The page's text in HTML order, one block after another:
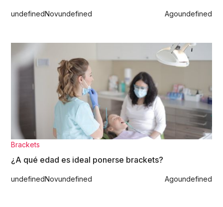
undefinedNovundefined Agoundefined
Brackets
¿A qué edad es ideal ponerse brackets?
undefinedNovundefined Agoundefined